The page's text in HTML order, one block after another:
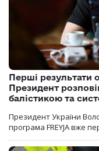
Перші результати
Президент
балістикою та
Президент України
програма FREYJA вже